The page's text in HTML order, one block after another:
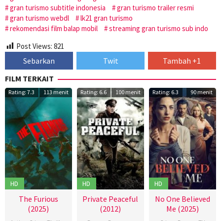
gran turismo subtitle indonesia
gran turismo trailer resmi
gran turismo webdl
lk21 gran turismo
rekomendasi film balap mobil
streaming gran turismo sub indo
Post Views: 821
Sebarkan Twit
Tambah +1
FILM TERKAIT
Rating: 7.3 113 menit
HD
The Furious
(2025)
Rating: 6.6 100 menit
HD
Private Peaceful
(2012)
Rating: 6.3 90 menit
HD
No One Believed
Me (2025)